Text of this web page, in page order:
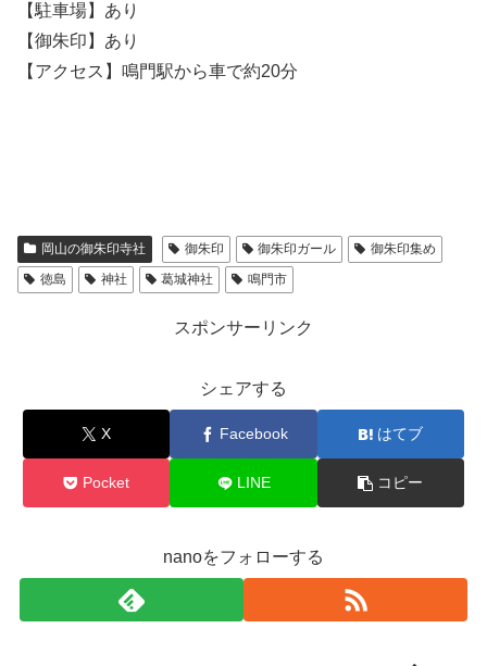
【駐車場】あり
【御朱印】あり
【アクセス】鳴門駅から車で約20分
岡山の御朱印寺社 御朱印 御朱印ガール
御朱印集め
徳島
神社 葛城神社 鳴門市
スポンサーリンク
シェアする
X Facebook はてブ
Pocket LINE コピー
nanoをフォローする